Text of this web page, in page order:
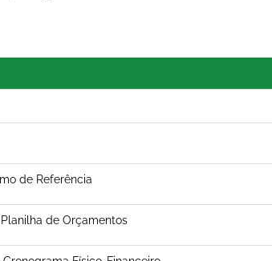
de Referência
de Orçamentos